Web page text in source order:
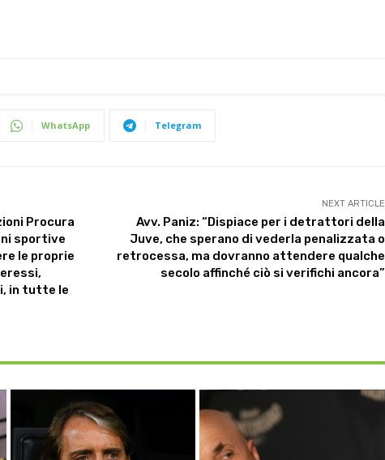
WhatsApp Telegram
Procura
sportive
le proprie
in tutte le
NEXT ARTICLE
Avv. Paniz: “Dispiace per i detrattori della
Juve, che sperano di vederla penalizzata o
retrocessa, ma dovranno attendere qualche
secolo affinché ciò si verifichi ancora”